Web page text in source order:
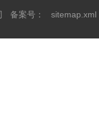
备案号： sitemap.xml